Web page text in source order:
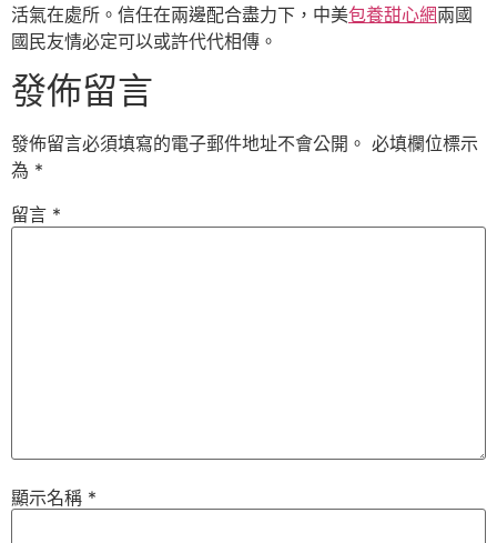
活氣在處所。信任在兩邊配合盡力下，中美包養甜心網兩國
國民友情必定可以或許代代相傳。
發佈留言
發佈留言必須填寫的電子郵件地址不會公開。 必填欄位標示
為 *
留言 *
顯示名稱 *